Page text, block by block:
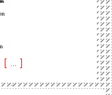
[ ... ]